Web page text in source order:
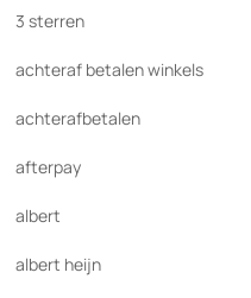
3 sterren
achteraf betalen winkels
achterafbetalen
afterpay
albert
albert heijn